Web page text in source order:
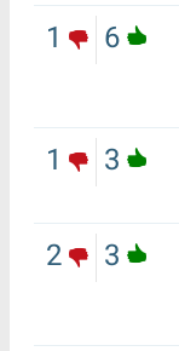
6
1
3
1
3
2